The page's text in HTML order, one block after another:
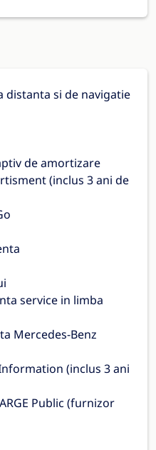
distanta si de navigatie
de amortizare
(inclus 3 ani de
service in limba
Mercedes-Benz
(inclus 3 ani
Public (furnizor